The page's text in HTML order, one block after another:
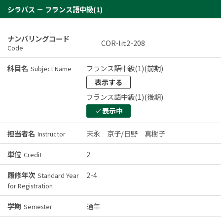
シラバス － フランス語中級(1)
ナンバリングコード
Code COR-lit2-208
科目名 Subject Name フランス語中級(1)(前期)
表示する
フランス語中級(1)(後期)
表示中
担当者名 Instructor
末永 京子/日野 真樹子
単位 Credit
2
履修年次 Standard Year
for Registration
2-4
学期 Semester
通年